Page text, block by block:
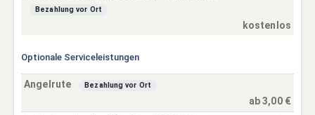
Bezahlung vor Ort
kostenlos
Optionale Serviceleistungen
Angelrute Bezahlung vor Ort
ab 3,00 €